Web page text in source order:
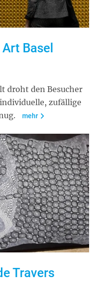
Basel
droht den Besucher
zufällige
mehr
Travers